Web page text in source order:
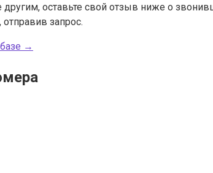
другим, оставьте свой отзыв ниже о
, отправив запрос.
→